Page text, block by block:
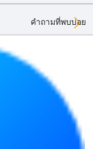
คำถามที่พบบ่อย